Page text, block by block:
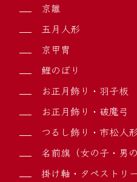
京雛
五月人形
京甲冑
鯉のぼり
お正月飾り・羽子板
お正月飾り・破魔弓
つるし飾り・市松人形
名前旗（女の子・男の
掛け軸・タペストリ